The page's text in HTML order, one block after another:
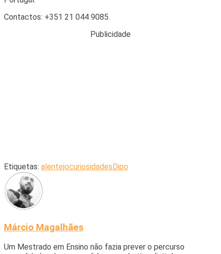
Contactos: +351 21 044 9085.
Publicidade
Etiquetas: alentejocuriosidadesDipo
Márcio Magalhães
Um Mestrado em Ensino não fazia prever o percurso